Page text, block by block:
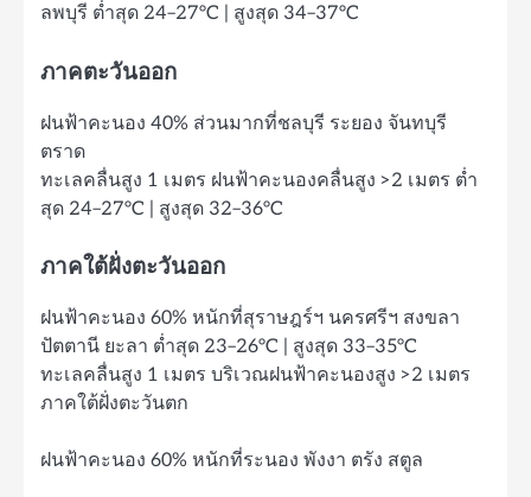
ลพบุรี ต่ำสุด 24–27°C | สูงสุด 34–37°C
ภาคตะวันออก
ฝนฟ้าคะนอง 40% ส่วนมากที่ชลบุรี ระยอง จันทบุรี
ตราด
ทะเลคลื่นสูง 1 เมตร ฝนฟ้าคะนองคลื่นสูง >2 เมตร ต่ำ
สุด 24–27°C | สูงสุด 32–36°C
ภาคใต้ฝั่งตะวันออก
ฝนฟ้าคะนอง 60% หนักที่สุราษฎร์ฯ นครศรีฯ สงขลา
ปัตตานี ยะลา ต่ำสุด 23–26°C | สูงสุด 33–35°C
ทะเลคลื่นสูง 1 เมตร บริเวณฝนฟ้าคะนองสูง >2 เมตร
ภาคใต้ฝั่งตะวันตก
ฝนฟ้าคะนอง 60% หนักที่ระนอง พังงา ตรัง สตูล